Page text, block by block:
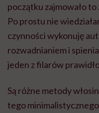
początku zajmowało
Po prostu nie
czynności wykonuję
rozwadnianiem i
jeden z filarów
Są różne metody
tego